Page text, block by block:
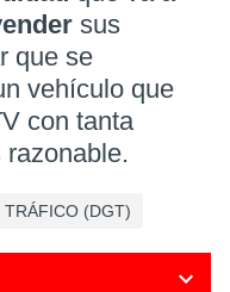
sus
que se
vehículo que
con tanta
TRÁFICO (DGT)